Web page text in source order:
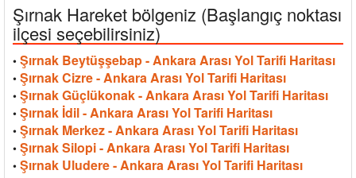
Şırnak Hareket bölgeniz (Başlangıç noktası
ilçesi seçebilirsiniz)
• Şırnak Beytüşşebap - Ankara Arası Yol Tarifi Haritası
• Şırnak Cizre - Ankara Arası Yol Tarifi Haritası
• Şırnak Güçlükonak - Ankara Arası Yol Tarifi Haritası
• Şırnak İdil - Ankara Arası Yol Tarifi Haritası
• Şırnak Merkez - Ankara Arası Yol Tarifi Haritası
• Şırnak Silopi - Ankara Arası Yol Tarifi Haritası
• Şırnak Uludere - Ankara Arası Yol Tarifi Haritası